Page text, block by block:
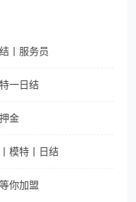
丨服务员
一日结
金
模特丨日结
你加盟